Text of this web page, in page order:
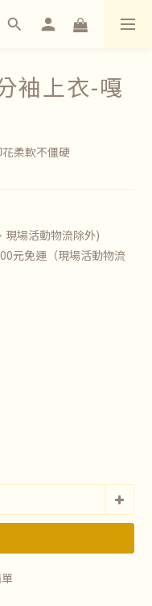
袖上衣-嘎
柔軟不僵硬
現場活動物流除外)
元免運（現場活動物流